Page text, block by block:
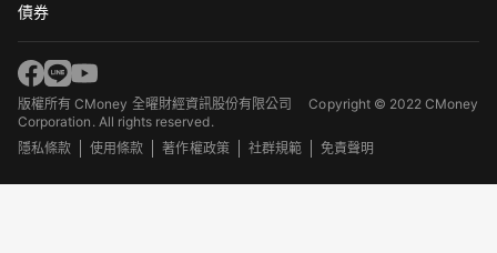
債券
版權所有 CMoney 全曜財經資訊股份有限公司Copyright © 2022 CMoney
Corporation. All rights reserved.
隱私條款
使用條款 著作權政策 社群規範 免責聲明